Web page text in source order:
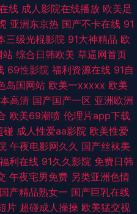
入大屁股少妇 日韩av免费网址 午夜
在线观看 午夜久久香蕉福利 91免费
在线 久久不插福利精品 欧美五级a
莓视频网站18 福利所av 黄色片子网
视频看看 国产成人自拍网 久久草资
福利院av 狠狠干狠狠艹 欧美大片
视频网站 AAaV在线电影 国产成人
线 成人影院在线播放 欧美足
亚洲东京热 国产不卡在线 91
三级光棍影院 91大神精品 欧
站 综合日韩欧美 草逼网首页
69性影院 福利资源在线 91自
岛国网站 欧美一xxxxx 欧美
高清 国产国产一区 亚洲欧洲
欧美69潮喷 伦理片app下载
碰 成人性爱aa影院 欧美性爱
午夜电影网久久 国产丝袜美
利在线 91久久影院 免费日韩
午夜宅男免费 另类亚洲色情
国产精品熟女一 国产巨乳在线
片 超碰成人操操 欧美猛交视